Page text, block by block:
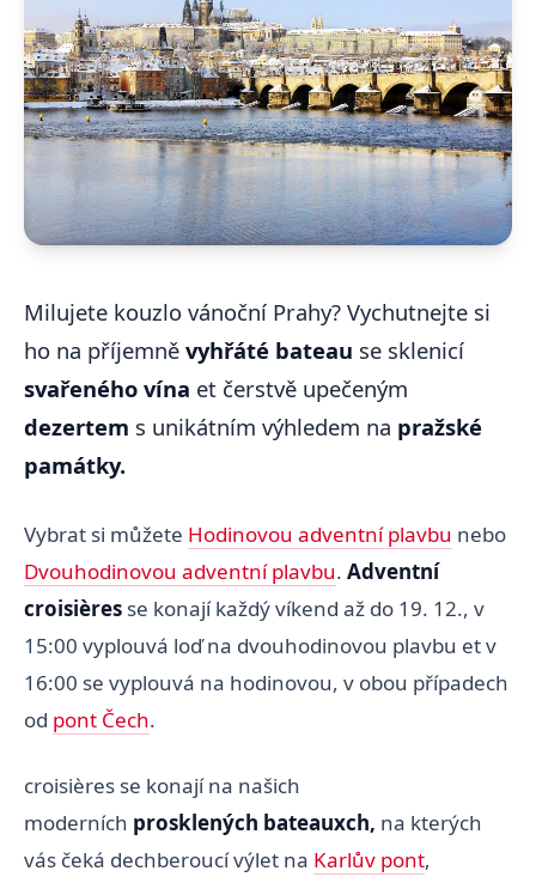
Milujete kouzlo vánoční Prahy? Vychutnejte si
ho na příjemně vyhřáté bateau se sklenicí
svařeného vína et čerstvě upečeným
dezertem s unikátním výhledem na pražské
památky.
Vybrat si můžete Hodinovou adventní plavbu nebo
Dvouhodinovou adventní plavbu. Adventní
croisières se konají každý víkend až do 19. 12., v
15:00 vyplouvá loď na dvouhodinovou plavbu et v
16:00 se vyplouvá na hodinovou, v obou případech
od pont Čech.
croisières se konají na našich
moderních prosklených bateauxch, na kterých
vás čeká dechberoucí výlet na Karlův pont,